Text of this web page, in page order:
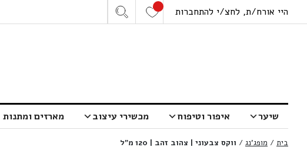
היי אורח/ת, לחצ/י להתחברות
שיער איפור וטיפוח מכשירי עיצוב מארזים ומתנות
בית / מופג'נג / ווקס צבעוני | צהוב זהב | 120 מ”ל